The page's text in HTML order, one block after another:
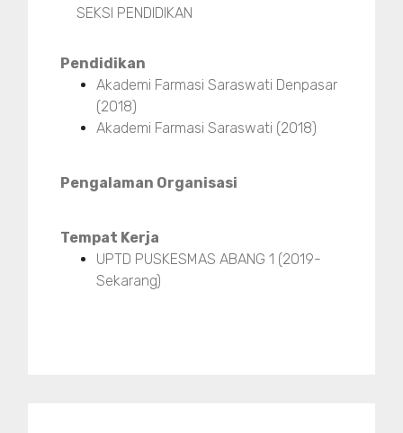
SEKSI PENDIDIKAN
Pendidikan
Akademi Farmasi Saraswati Denpasar
(2018)
Akademi Farmasi Saraswati (2018)
Pengalaman Organisasi
Tempat Kerja
UPTD PUSKESMAS ABANG 1 (2019-
Sekarang)